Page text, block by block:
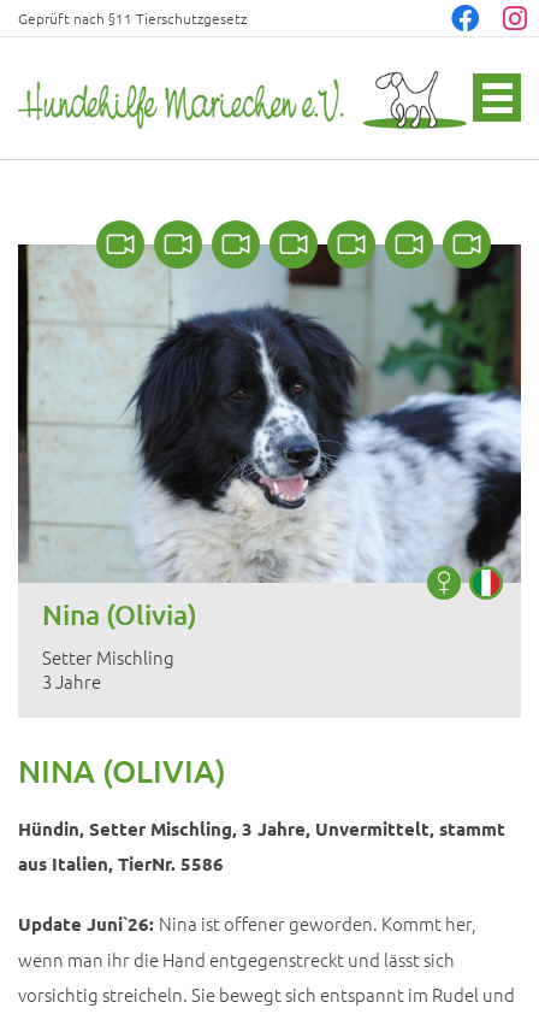
Geprüft nach §11 Tierschutzgesetz
Nina (Olivia)
Setter Mischling
3 Jahre
NINA (OLIVIA)
Hündin, Setter Mischling, 3 Jahre, Unvermittelt, stammt
aus Italien, TierNr. 5586
Update Juni`26: Nina ist offener geworden. Kommt her,
wenn man ihr die Hand entgegenstreckt und lässt sich
vorsichtig streicheln. Sie bewegt sich entspannt im Rudel und